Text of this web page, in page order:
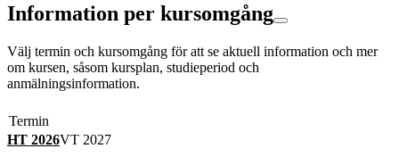
Information per kursomgång
Välj termin och kursomgång för att se aktuell information och mer
om kursen, såsom kursplan, studieperiod och
anmälningsinformation.
Termin
HT 2026VT 2027